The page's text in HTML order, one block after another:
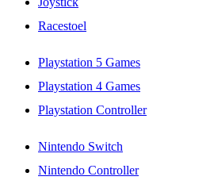
Racestoel
Playstation 5 Games
Playstation 4 Games
Playstation Controller
Nintendo Switch
Nintendo Controller